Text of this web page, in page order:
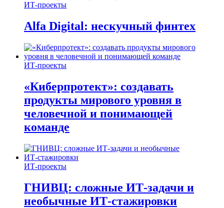
ИТ-проекты
Alfa Digital: нескучный финтех
ИТ-проекты
«Киберпротект»: создавать
продукты мирового уровня в
человечной и понимающей
команде
ИТ-проекты
ГНИВЦ: сложные ИТ‑задачи и
необычные ИТ‑стажировки